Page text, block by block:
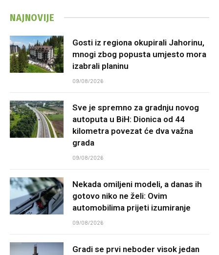
NAJNOVIJE
Gosti iz regiona okupirali Jahorinu,
mnogi zbog popusta umjesto mora
izabrali planinu
09/08/2026
Sve je spremno za gradnju novog
autoputa u BiH: Dionica od 44
kilometra povezat će dva važna
grada
09/08/2026
Nekada omiljeni modeli, a danas ih
gotovo niko ne želi: Ovim
automobilima prijeti izumiranje
09/08/2026
Gradi se prvi neboder visok jedan